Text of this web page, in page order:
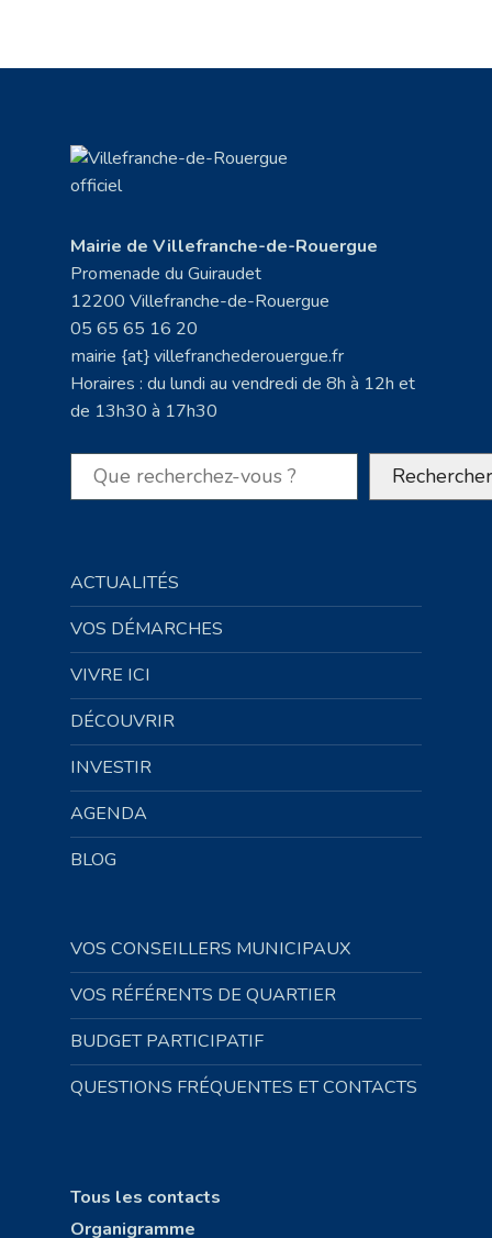
Mairie de Villefranche-de-Rouergue
Promenade du Guiraudet
12200 Villefranche-de-Rouergue
05 65 65 16 20
mairie {at} villefranchederouergue.fr
Horaires : du lundi au vendredi de 8h à 12h et
de 13h30 à 17h30
Rechercher Rechercher
ACTUALITÉS
VOS DÉMARCHES
VIVRE ICI
DÉCOUVRIR
INVESTIR
AGENDA
BLOG
VOS CONSEILLERS MUNICIPAUX
VOS RÉFÉRENTS DE QUARTIER
BUDGET PARTICIPATIF
QUESTIONS FRÉQUENTES ET CONTACTS
Tous les contacts
Organigramme